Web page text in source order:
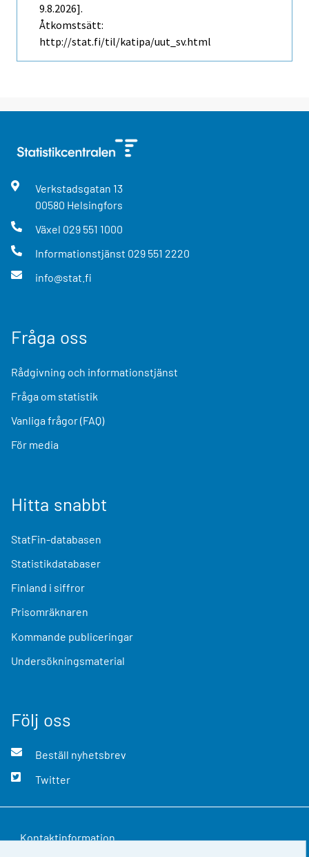
9.8.2026].
Åtkomstsätt:
http://stat.fi/til/katipa/uut_sv.html
Verkstadsgatan 13
00580 Helsingfors
Växel 029 551 1000
Informationstjänst 029 551 2220
info@stat.fi
Fråga oss
Rådgivning och informationstjänst
Fråga om statistik
Vanliga frågor (FAQ)
För media
Hitta snabbt
StatFin-databasen
Statistikdatabaser
Finland i siffror
Prisomräknaren
Kommande publiceringar
Undersökningsmaterial
Följ oss
Beställ nyhetsbrev
Twitter
Kontaktinformation